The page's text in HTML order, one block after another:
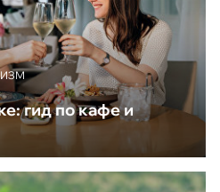
гид по кафе и